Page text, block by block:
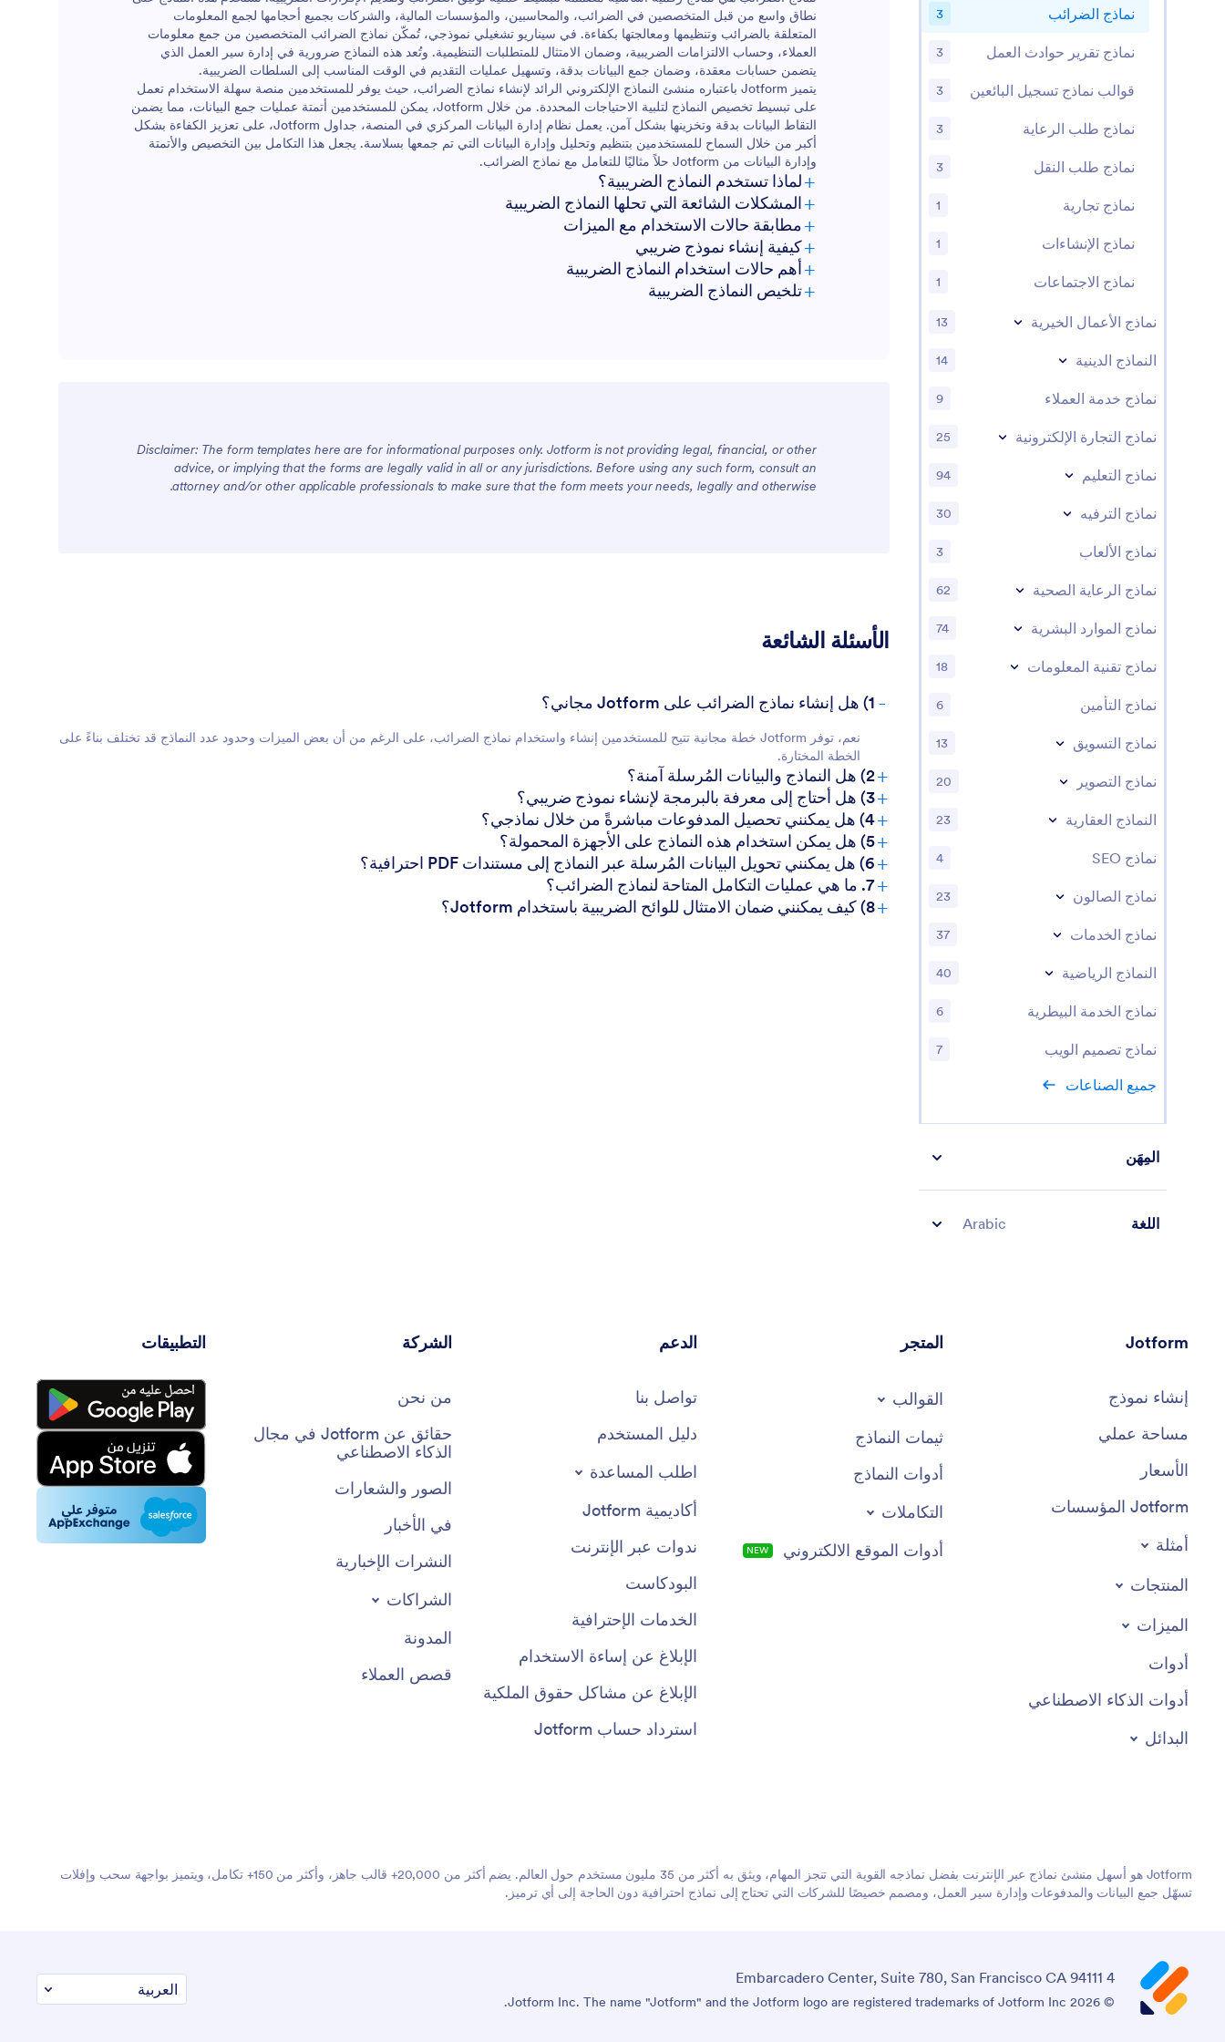
واحد دون الحاجة إلى نقل البيانات عبر الإنترنت
بين الحسابات. اجعل موسم الضرائب أمرًا سهلاً
باستخدام نموذج 1040 الجاهز القابل للملء الذي
يقوم بحفظ الإرساليات كملفات PDF آمنة!
الجدول.يمكنك تخصيص هذا النموذج بالكامل
وإضافة المزيد من المعلومات باستخدام أداة بناء
النماذج.
نطاق واسع من قبل المتخصصين في الضرائب، والمحاسبين، والمؤسسات المالية، والشركات بجميع أحجامها لجمع المعلومات
المتعلقة بالضرائب وتنظيمها ومعالجتها بكفاءة. في سيناريو تشغيلي نموذجي، تُمكّن نماذج الضرائب المتخصصين من جمع معلومات
العملاء، وحساب الالتزامات الضريبية، وضمان الامتثال للمتطلبات التنظيمية. وتُعد هذه النماذج ضرورية في إدارة سير العمل الذي
يتضمن حسابات معقدة، وضمان جمع البيانات بدقة، وتسهيل عمليات التقديم في الوقت المناسب إلى السلطات الضريبية.
يتميز Jotform باعتباره منشئ النماذج الإلكتروني الرائد لإنشاء نماذج الضرائب، حيث يوفر للمستخدمين منصة سهلة الاستخدام تعمل
على تبسيط تخصيص النماذج لتلبية الاحتياجات المحددة. من خلال Jotform، يمكن للمستخدمين أتمتة عمليات جمع البيانات، مما يضمن
التقاط البيانات بدقة وتخزينها بشكل آمن. يعمل نظام إدارة البيانات المركزي في المنصة، جداول Jotform، على تعزيز الكفاءة بشكل
أكبر من خلال السماح للمستخدمين بتنظيم وتحليل وإدارة البيانات التي تم جمعها بسلاسة. يجعل هذا التكامل بين التخصيص والأتمتة
وإدارة البيانات من Jotform حلاً مثاليًا للتعامل مع نماذج الضرائب.
+لماذا تستخدم النماذج الضريبية؟
+المشكلات الشائعة التي تحلها النماذج الضريبية
+مطابقة حالات الاستخدام مع الميزات
+كيفية إنشاء نموذج ضريبي
+أهم حالات استخدام النماذج الضريبية
للمديرين +تلخيص النماذج الضريبية
Disclaimer: The form templates here are for informational purposes only. Jotform is not providing legal, financial, or other
advice, or implying that the forms are legally valid in all or any jurisdictions. Before using any such form, consult an
attorney and/or other applicable professionals to make sure that the form meets your needs, legally and otherwise.
الأسئلة الشائعة
- 1) هل إنشاء نماذج الضرائب على Jotform مجاني؟
نعم، توفر Jotform خطة مجانية تتيح للمستخدمين إنشاء واستخدام نماذج الضرائب، على الرغم من أن بعض الميزات وحدود عدد النماذج قد تختلف بناءً على
الخطة المختارة.
+2) هل النماذج والبيانات المُرسلة آمنة؟
+3) هل أحتاج إلى معرفة بالبرمجة لإنشاء نموذج ضريبي؟
+4) هل يمكنني تحصيل المدفوعات مباشرةً من خلال نماذجي؟
+5) هل يمكن استخدام هذه النماذج على الأجهزة المحمولة؟
+6) هل يمكنني تحويل البيانات المُرسلة عبر النماذج إلى مستندات PDF احترافية؟
+7. ما هي عمليات التكامل المتاحة لنماذج الضرائب؟
+8) كيف يمكنني ضمان الامتثال للوائح الضريبية باستخدام Jotform؟
نماذج الضرائب 3
نماذج تقرير حوادث العمل 3
قوالب نماذج تسجيل البائعين 3
نماذج طلب الرعاية 3
نماذج طلب النقل 3
نماذج تجارية 1
نماذج الإنشاءات 1
نماذج الاجتماعات 1
نماذج الأعمال الخيرية 13
النماذج الدينية 14
نماذج خدمة العملاء 9
نماذج التجارة الإلكترونية 25
نماذج التعليم 94
نماذج الترفيه 30
نماذج الألعاب 3
نماذج الرعاية الصحية 62
نماذج الموارد البشرية 74
نماذج تقنية المعلومات 18
نماذج التأمين 6
نماذج التسويق 13
نماذج التصوير 20
النماذج العقارية 23
نماذج SEO 4
نماذج الصالون 23
نماذج الخدمات 37
النماذج الرياضية 40
نماذج الخدمة البيطرية 6
نماذج تصميم الويب 7
جميع الصناعات
المِهَن
اللغة Arabic
Jotform
إنشاء نموذج
مساحة عملي
الأسعار
Jotform المؤسسات
أمثلة
المنتجات
الميزات
أدوات
أدوات الذكاء الاصطناعي
البدائل
المتجر
القوالب
ثيمات النماذج
أدوات النماذج
التكاملات
أدوات الموقع الالكتروني
NEW
الدعم
تواصل بنا
دليل المستخدم
اطلب المساعدة
أكاديمية Jotform
ندوات عبر الإنترنت
البودكاست
الخدمات الإحترافية
الإبلاغ عن إساءة الاستخدام
الإبلاغ عن مشاكل حقوق الملكية
استرداد حساب Jotform
الشركة
من نحن
حقائق عن Jotform في مجال
الذكاء الاصطناعي
الصور والشعارات
في الأخبار
النشرات الإخبارية
الشراكات
المدونة
قصص العملاء
التطبيقات
Jotform هو أسهل منشئ نماذج عبر الإنترنت بفضل نماذجه القوية التي تنجز المهام، ويثق به أكثر من 35 مليون مستخدم حول العالم. يضم أكثر من 20,000+ قالب جاهز، وأكثر من 150+ تكامل، ويتميز بواجهة سحب وإفلات
تسهّل جمع البيانات والمدفوعات وإدارة سير العمل، ومصمم خصيصًا للشركات التي تحتاج إلى نماذج احترافية دون الحاجة إلى أي ترميز.
4 Embarcadero Center, Suite 780, San Francisco CA 94111
© 2026 Jotform Inc. The name "Jotform" and the Jotform logo are registered trademarks of Jotform Inc.